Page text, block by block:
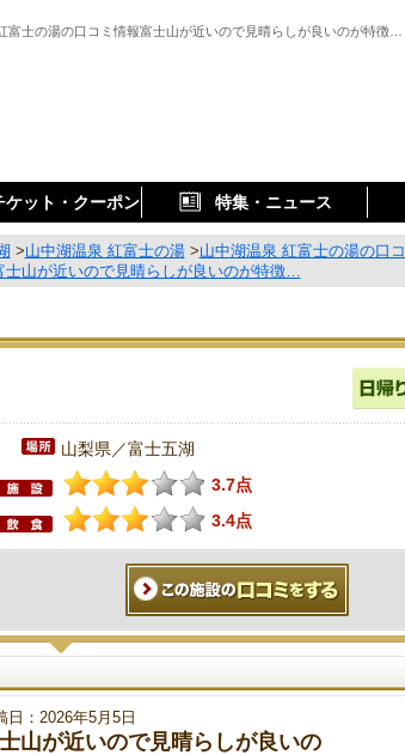
富士の湯の口コミ情報富士山が近いので見晴らしが良いのが特徴…
ケット・クーポン 特集・ニュース
>山中湖温泉 紅富士の湯>山中湖温泉 紅富士の湯の口コ
士山が近いので見晴らしが良いのが特徴…
山梨県／富士五湖
3.7点
3.4点
日：2026年5月5日
山が近いので見晴らしが良いの